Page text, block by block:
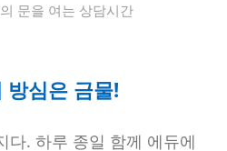
문을 여는 상담시간
방심은 금물!
다. 하루 종일 함께 에듀에